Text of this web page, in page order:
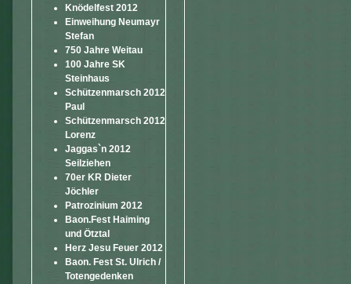
Knödelfest 2012
Einweihung Neumayr
Stefan
750 Jahre Weitau
100 Jahre SK
Steinhaus
Schützenmarsch 2012
Paul
Schützenmarsch 2012
Lorenz
Jaggas`n 2012
Seilziehen
70er KR Dieter
Jöchler
Patrozinium 2012
Baon.Fest Haiming
und Ötztal
Herz Jesu Feuer 2012
Baon. Fest St. Ulrich /
Totengedenken